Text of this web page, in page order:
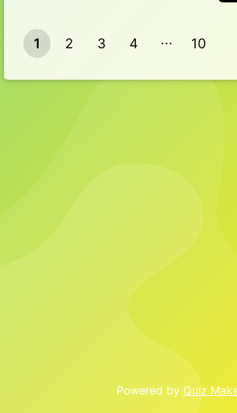
1 2 3
4
10
Powered by Quiz